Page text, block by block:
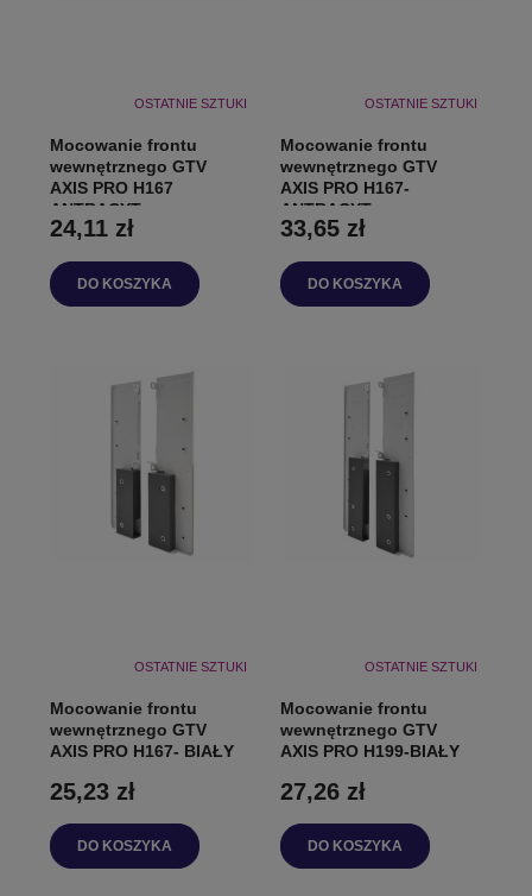
OSTATNIE SZTUKI
Mocowanie frontu
wewnętrznego GTV
AXIS PRO H167
ANTRACYT
24,11 zł
DO KOSZYKA
OSTATNIE SZTUKI
Mocowanie frontu
wewnętrznego GTV
AXIS PRO H167-
ANTRACYT
33,65 zł
DO KOSZYKA
OSTATNIE SZTUKI
Mocowanie frontu
wewnętrznego GTV
AXIS PRO H167- BIAŁY
25,23 zł
DO KOSZYKA
OSTATNIE SZTUKI
Mocowanie frontu
wewnętrznego GTV
AXIS PRO H199-BIAŁY
27,26 zł
DO KOSZYKA